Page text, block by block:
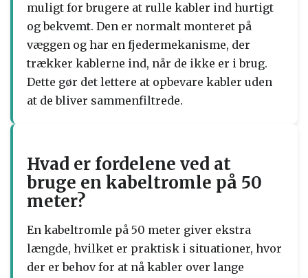
muligt for brugere at rulle kabler ind hurtigt
og bekvemt. Den er normalt monteret på
væggen og har en fjedermekanisme, der
trækker kablerne ind, når de ikke er i brug.
Dette gør det lettere at opbevare kabler uden
at de bliver sammenfiltrede.
Hvad er fordelene ved at
bruge en kabeltromle på 50
meter?
En kabeltromle på 50 meter giver ekstra
længde, hvilket er praktisk i situationer, hvor
der er behov for at nå kabler over lange